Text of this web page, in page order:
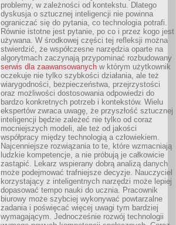
problemy, w zależności od kontekstu. Dlatego
dyskusja o sztucznej inteligencji nie powinna
ograniczać się do pytania, co technologia potrafi.
Równie istotne jest pytanie, po co i przez kogo jest
używana. W środkowej części tej refleksji można
stwierdzić, że współczesne narzędzia oparte na
algorytmach zaczynają przypominać rozbudowany
serwis dla zaawansowanych w którym użytkownik
oczekuje nie tylko szybkości działania, ale też
wiarygodności, bezpieczeństwa, przejrzystości
oraz możliwości dostosowania odpowiedzi do
bardzo konkretnych potrzeb i kontekstów. Wielu
ekspertów zwraca uwagę, że przyszłość sztucznej
inteligencji będzie zależeć nie tylko od coraz
mocniejszych modeli, ale też od jakości
współpracy między technologią a człowiekiem.
Najcenniejsze rozwiązania to te, które wzmacniają
ludzkie kompetencje, a nie próbują je całkowicie
zastąpić. Lekarz wspierany dobrą analizą danych
może podejmować trafniejsze decyzje. Nauczyciel
korzystający z inteligentnych narzędzi może lepiej
dopasować tempo nauki do ucznia. Pracownik
biurowy może szybciej wykonywać powtarzalne
zadania i poświęcać więcej uwagi tym bardziej
wymagającym. Jednocześnie rozwój technologii